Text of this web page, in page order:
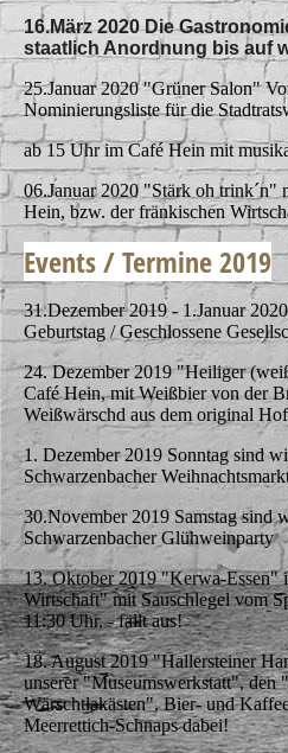
16.März 2020 Die
staatlich Anordnung bis auf
25.Januar 2020 "Grüner Salon"
Nominierungsliste für die
ab 15 Uhr im Café Hein mit
06.Januar 2020 "Stärk oh trink´n"
Hein, bzw. der fränkischen
Events / Termine 2019
31.Dezember 2019 - 1.Januar
Geburtstag / Geschlossene
24. Dezember 2019 "Heiliger
Café Hein, mit Weißbier von der
Weißwärschd aus dem original
1. Dezember 2019 Sonntag sind
Schwarzenbacher
30.November 2019 Samstag sind
Schwarzenbacher Glühweinparty
13. Oktober 2019 "Kerwa-Essen"
Wirtschaft" mit Sauschlegel vom
11:30 Uhr, - fällt aus!
18. August 2019 "Hallersteiner
unserer "Museumswerkstatt", den
Wärschtlakästen", Bier- und
Meerrettich-Schnaps dabei!